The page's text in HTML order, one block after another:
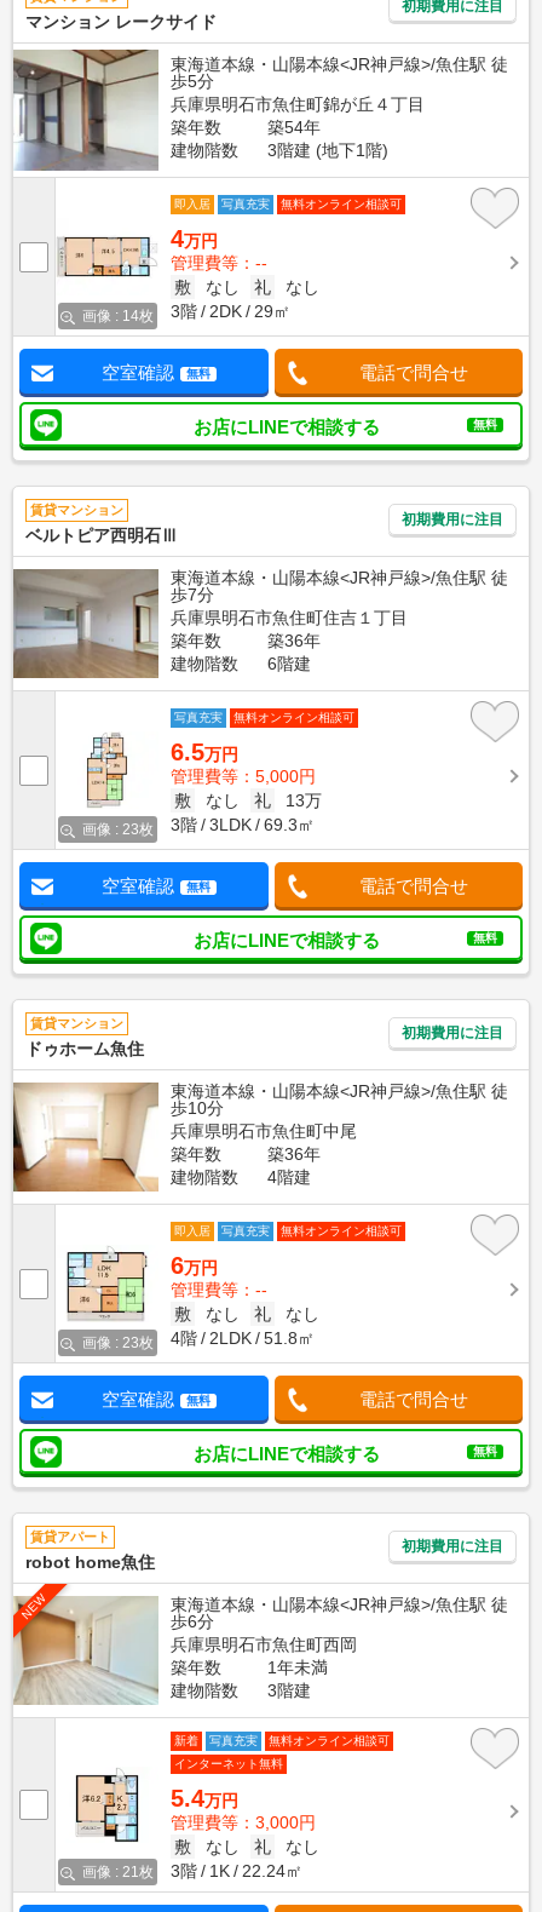
マンション レークサイド
初期費用に注目
東海道本線・山陽本線<JR神戸線>/魚住駅 徒
歩5分
兵庫県明石市魚住町錦が丘４丁目
築年数
築54年
建物階数
3階建 (地下1階)
画像 : 14枚
即入居 写真充実 無料オンライン相談可
4万円
管理費等：--
敷
なし 礼
なし
3階
2DK 29㎡
空室確認 無料 電話で問合せ
お店にLINEで相談する 無料
賃貸マンション
ベルトピア西明石Ⅲ
初期費用に注目
東海道本線・山陽本線<JR神戸線>/魚住駅 徒
歩7分
兵庫県明石市魚住町住吉１丁目
築年数
築36年
建物階数
6階建
画像 : 23枚
写真充実 無料オンライン相談可
6.5万円
管理費等：5,000円
敷
なし 礼
13万
3階
3LDK 69.3㎡
空室確認 無料 電話で問合せ
お店にLINEで相談する 無料
賃貸マンション
ドゥホーム魚住
初期費用に注目
東海道本線・山陽本線<JR神戸線>/魚住駅 徒
歩10分
兵庫県明石市魚住町中尾
築年数
築36年
建物階数
4階建
画像 : 23枚
即入居 写真充実 無料オンライン相談可
6万円
管理費等：--
敷
なし 礼
なし
4階
2LDK 51.8㎡
空室確認 無料 電話で問合せ
お店にLINEで相談する 無料
賃貸アパート
robot home魚住
初期費用に注目
NEW
東海道本線・山陽本線<JR神戸線>/魚住駅 徒
歩6分
兵庫県明石市魚住町西岡
築年数
1年未満
建物階数
3階建
画像 : 21枚
新着 写真充実
無料オンライン相談可
インターネット無料
5.4万円
管理費等：3,000円
敷
なし 礼
なし
3階
1K 22.24㎡